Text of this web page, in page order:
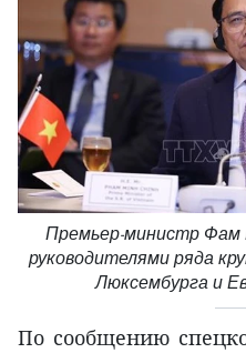
Премьер-министр Фам
руководителями ряда
Люксембурга и
По сообщению